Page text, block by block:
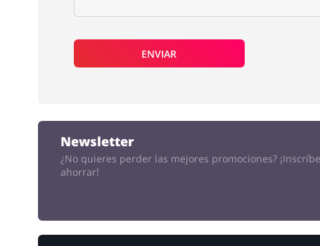
ENVIAR
Newsletter
¿No quieres perder las mejores promociones?
ahorrar!